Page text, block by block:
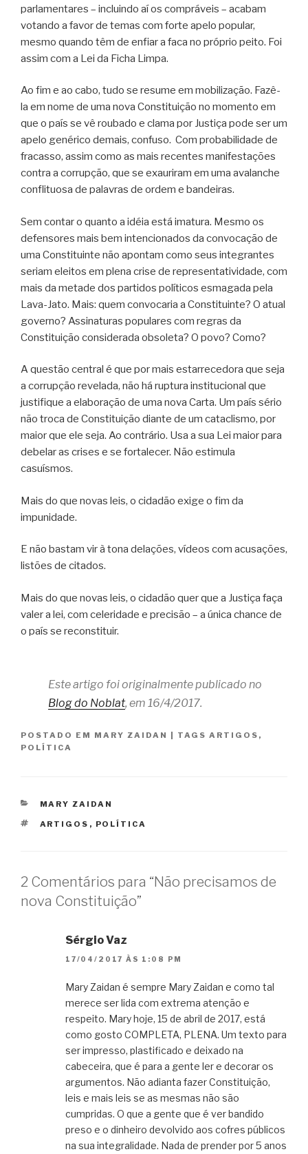
parlamentares – incluindo aí os compráveis – acabam
votando a favor de temas com forte apelo popular,
mesmo quando têm de enfiar a faca no próprio peito. Foi
assim com a Lei da Ficha Limpa.
Ao fim e ao cabo, tudo se resume em mobilização. Fazê-
la em nome de uma nova Constituição no momento em
que o país se vê roubado e clama por Justiça pode ser um
apelo genérico demais, confuso. Com probabilidade de
fracasso, assim como as mais recentes manifestações
contra a corrupção, que se exauriram em uma avalanche
conflituosa de palavras de ordem e bandeiras.
Sem contar o quanto a idéia está imatura. Mesmo os
defensores mais bem intencionados da convocação de
uma Constituinte não apontam como seus integrantes
seriam eleitos em plena crise de representatividade, com
mais da metade dos partidos políticos esmagada pela
Lava-Jato. Mais: quem convocaria a Constituinte? O atual
governo? Assinaturas populares com regras da
Constituição considerada obsoleta? O povo? Como?
A questão central é que por mais estarrecedora que seja
a corrupção revelada, não há ruptura institucional que
justifique a elaboração de uma nova Carta. Um país sério
não troca de Constituição diante de um cataclismo, por
maior que ele seja. Ao contrário. Usa a sua Lei maior para
debelar as crises e se fortalecer. Não estimula
casuísmos.
Mais do que novas leis, o cidadão exige o fim da
impunidade.
E não bastam vir à tona delações, vídeos com acusações,
listões de citados.
Mais do que novas leis, o cidadão quer que a Justiça faça
valer a lei, com celeridade e precisão – a única chance de
o país se reconstituir.
Este artigo foi originalmente publicado no
Blog do Noblat, em 16/4/2017.
POSTADO EM MARY ZAIDAN TAGS ARTIGOS ,
POLÍTICA
CATEGORIAS
MARY ZAIDAN
TAGS
ARTIGOS , POLÍTICA
2 Comentários para “Não precisamos de
nova Constituição”
Sérgio Vaz
17/04/2017 ÀS 1:08 PM
Mary Zaidan é sempre Mary Zaidan e como tal
merece ser lida com extrema atenção e
respeito. Mary hoje, 15 de abril de 2017, está
como gosto COMPLETA, PLENA. Um texto para
ser impresso, plastificado e deixado na
cabeceira, que é para a gente ler e decorar os
argumentos. Não adianta fazer Constituição,
leis e mais leis se as mesmas não são
cumpridas. O que a gente que é ver bandido
preso e o dinheiro devolvido aos cofres públicos
na sua integralidade. Nada de prender por 5 anos